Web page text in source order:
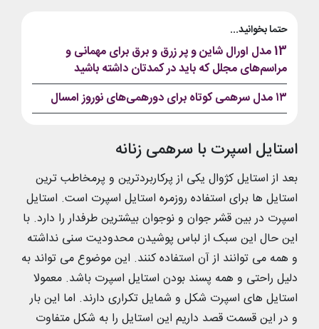
حتما بخوانید...
13 مدل اورال شاین و پر زرق و برق برای مهمانی و
مراسم‌های مجلل که باید در کمدتان داشته باشید
۱۳ مدل سرهمی کوتاه برای دورهمی‌های نوروز امسال
استایل اسپرت با سرهمی زنانه
بعد از استایل کژوال یکی از پرکاربردترین و پرمخاطب ترین
استایل ها برای استفاده روزمره استایل اسپرت است. استایل
اسپرت در بین قشر جوان و نوجوان بیشترین طرفدار را دارد. با
این حال این سبک از لباس پوشیدن محدودیت سنی نداشته
و همه می توانند از آن استفاده کنند. این موضوع می تواند به
دلیل راحتی و همه پسند بودن استایل اسپرت باشد. معمولا
استایل های اسپرت شکل و شمایل تکراری دارند. اما این بار
و در این قسمت قصد داریم این استایل را به شکل متفاوت